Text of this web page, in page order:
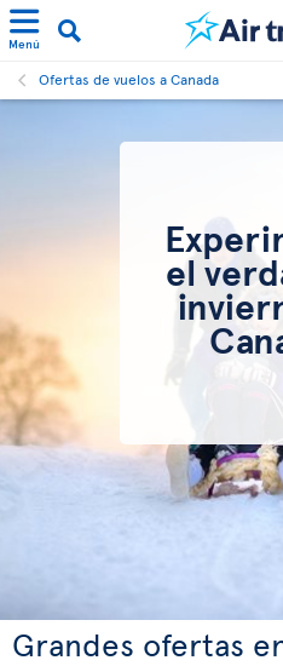
Menú
Ofertas de vuelos a Canada
el
Grandes ofertas